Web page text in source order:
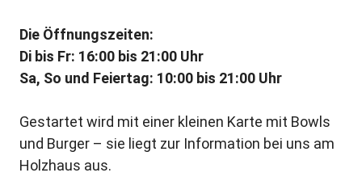
Die Öffnungszeiten:
Di bis Fr: 16:00 bis 21:00 Uhr
Sa, So und Feiertag: 10:00 bis 21:00 Uhr
Gestartet wird mit einer kleinen Karte mit Bowls
und Burger – sie liegt zur Information bei uns am
Holzhaus aus.